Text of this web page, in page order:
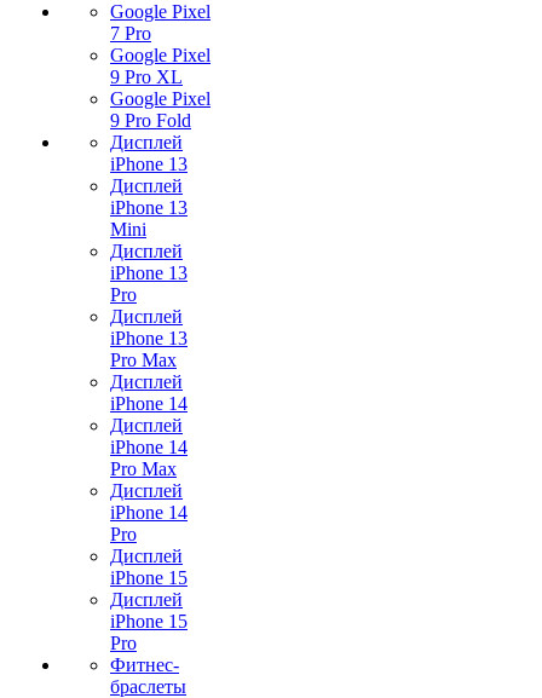
Google Pixel
7 Pro
Google Pixel
9 Pro XL
Google Pixel
9 Pro Fold
Дисплей
iPhone 13
Дисплей
iPhone 13
Mini
Дисплей
iPhone 13
Pro
Дисплей
iPhone 13
Pro Max
Дисплей
iPhone 14
Дисплей
iPhone 14
Pro Max
Дисплей
iPhone 14
Pro
Дисплей
iPhone 15
Дисплей
iPhone 15
Pro
Фитнес-
браслеты